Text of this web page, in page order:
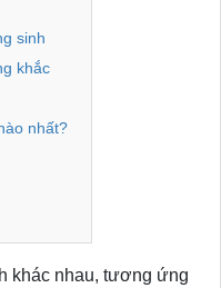
sinh
khắc
nhất?
khác nhau, tương ứng